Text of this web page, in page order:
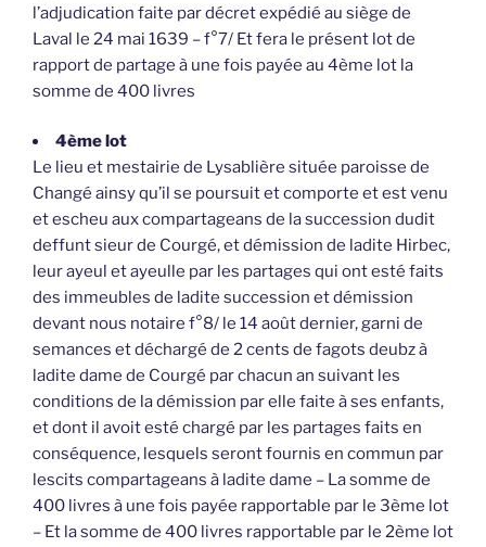
l’adjudication faite par décret expédié au siège de
Laval le 24 mai 1639 – f°7/ Et fera le présent lot de
rapport de partage à une fois payée au 4ème lot la
somme de 400 livres
4ème lot
Le lieu et mestairie de Lysablière située paroisse de
Changé ainsy qu’il se poursuit et comporte et est venu
et escheu aux compartageans de la succession dudit
deffunt sieur de Courgé, et démission de ladite Hirbec,
leur ayeul et ayeulle par les partages qui ont esté faits
des immeubles de ladite succession et démission
devant nous notaire f°8/ le 14 août dernier, garni de
semances et déchargé de 2 cents de fagots deubz à
ladite dame de Courgé par chacun an suivant les
conditions de la démission par elle faite à ses enfants,
et dont il avoit esté chargé par les partages faits en
conséquence, lesquels seront fournis en commun par
lescits compartageans à ladite dame – La somme de
400 livres à une fois payée rapportable par le 3ème lot
– Et la somme de 400 livres rapportable par le 2ème lot